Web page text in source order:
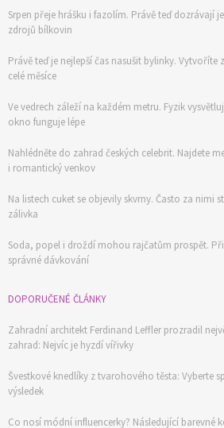
Srpen přeje hrášku i fazolím. Právě teď dozrávají
zdrojů bílkovin
Právě teď je nejlepší čas nasušit bylinky.
celé měsíce
Ve vedrech záleží na každém metru. Fyzik
okno funguje lépe
Nahlédněte do zahrad českých celebrit. Najdete
i romantický venkov
Na listech cuket se objevily skvrny. Často za nimi
zálivka
Soda, popel i droždí mohou rajčatům prospět.
správné dávkování
DOPORUČENÉ ČLÁNKY
Zahradní architekt Ferdinand Leffler prozradil
zahrad: Nejvíc je hyzdí vířivky
Švestkové knedlíky z tvarohového těsta: Vyberte
výsledek
Co nosí módní influencerky? Následující barevné